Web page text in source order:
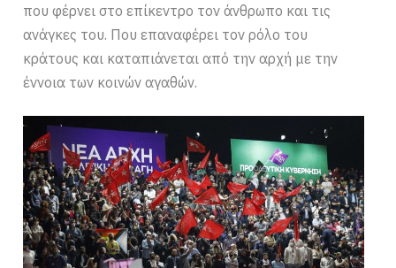
που φέρνει στο επίκεντρο τον άνθρωπο και τις
ανάγκες του. Που επαναφέρει τον ρόλο του
κράτους και καταπιάνεται από την αρχή με την
έννοια των κοινών αγαθών.